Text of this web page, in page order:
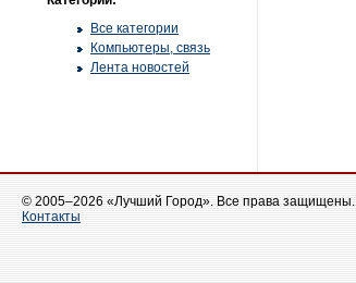
Все категории
Компьютеры, связь
Лента новостей
© 2005–2026 «Лучший Город». Все права защищены.
Контакты